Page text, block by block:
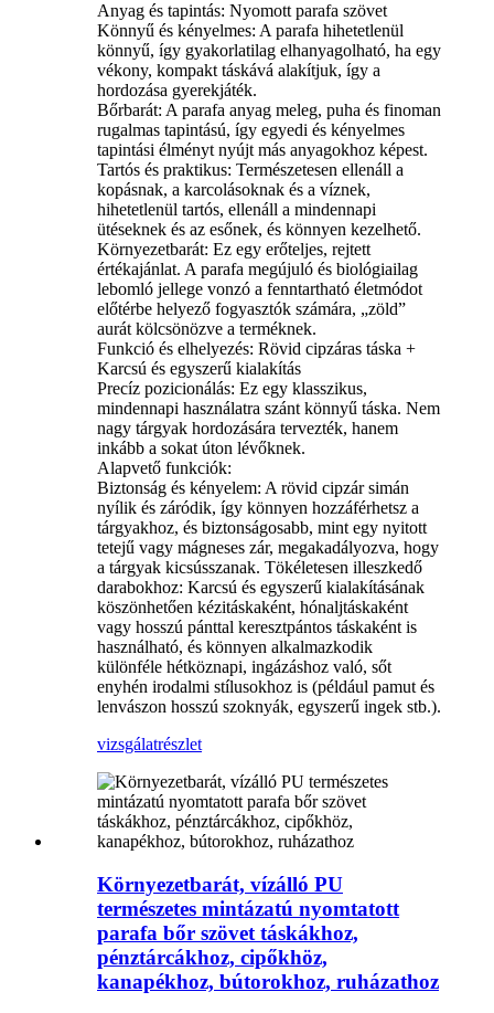
Anyag és tapintás: Nyomott parafa szövet
Könnyű és kényelmes: A parafa hihetetlenül
könnyű, így gyakorlatilag elhanyagolható, ha egy
vékony, kompakt táskává alakítjuk, így a
hordozása gyerekjáték.
Bőrbarát: A parafa anyag meleg, puha és finoman
rugalmas tapintású, így egyedi és kényelmes
tapintási élményt nyújt más anyagokhoz képest.
Tartós és praktikus: Természetesen ellenáll a
kopásnak, a karcolásoknak és a víznek,
hihetetlenül tartós, ellenáll a mindennapi
ütéseknek és az esőnek, és könnyen kezelhető.
Környezetbarát: Ez egy erőteljes, rejtett
értékajánlat. A parafa megújuló és biológiailag
lebomló jellege vonzó a fenntartható életmódot
előtérbe helyező fogyasztók számára, „zöld”
aurát kölcsönözve a terméknek.
Funkció és elhelyezés: Rövid cipzáras táska +
Karcsú és egyszerű kialakítás
Precíz pozicionálás: Ez egy klasszikus,
mindennapi használatra szánt könnyű táska. Nem
nagy tárgyak hordozására tervezték, hanem
inkább a sokat úton lévőknek.
Alapvető funkciók:
Biztonság és kényelem: A rövid cipzár simán
nyílik és záródik, így könnyen hozzáférhetsz a
tárgyakhoz, és biztonságosabb, mint egy nyitott
tetejű vagy mágneses zár, megakadályozva, hogy
a tárgyak kicsússzanak. Tökéletesen illeszkedő
darabokhoz: Karcsú és egyszerű kialakításának
köszönhetően kézitáskaként, hónaljtáskaként
vagy hosszú pánttal keresztpántos táskaként is
használható, és könnyen alkalmazkodik
különféle hétköznapi, ingázáshoz való, sőt
enyhén irodalmi stílusokhoz is (például pamut és
lenvászon hosszú szoknyák, egyszerű ingek stb.).
vizsgálatrészlet
Környezetbarát, vízálló PU
természetes mintázatú nyomtatott
parafa bőr szövet táskákhoz,
pénztárcákhoz, cipőkhöz,
kanapékhoz, bútorokhoz, ruházathoz